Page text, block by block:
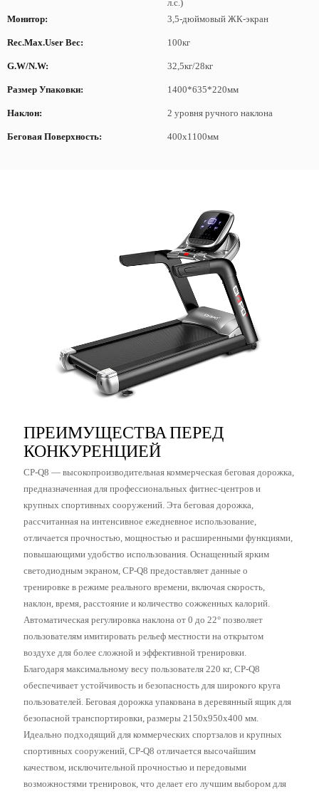
л.с.)
Монитор:
3,5-дюймовый ЖК-экран
Rec.max.user Вес: 100кг
G.W/N.W: 32,5кг/28кг
Размер Упаковки: 1400*635*220мм
Наклон: 2 уровня ручного наклона
Беговая Поверхность: 400x1100мм
ПРЕИМУЩЕСТВА ПЕРЕД
КОНКУРЕНЦИЕЙ
CP-Q8 — высокопроизводительная коммерческая беговая дорожка,
предназначенная для профессиональных фитнес-центров и
крупных спортивных сооружений. Эта беговая дорожка,
рассчитанная на интенсивное ежедневное использование,
отличается прочностью, мощностью и расширенными функциями,
повышающими удобство использования. Оснащенный ярким
светодиодным экраном, CP-Q8 предоставляет данные о
тренировке в режиме реального времени, включая скорость,
наклон, время, расстояние и количество сожженных калорий.
Автоматическая регулировка наклона от 0 до 22° позволяет
пользователям имитировать рельеф местности на открытом
воздухе для более сложной и эффективной тренировки.
Благодаря максимальному весу пользователя 220 кг, CP-Q8
обеспечивает устойчивость и безопасность для широкого круга
пользователей. Беговая дорожка упакована в деревянный ящик для
безопасной транспортировки, размеры 2150x950x400 мм.
Идеально подходящий для коммерческих спортзалов и крупных
спортивных сооружений, CP-Q8 отличается высочайшим
качеством, исключительной прочностью и передовыми
возможностями тренировок, что делает его лучшим выбором для